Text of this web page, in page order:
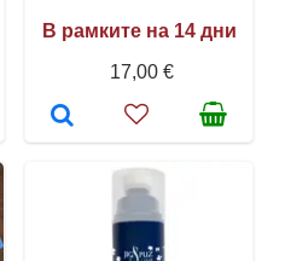
В рамките на 14 дни
17,00 €